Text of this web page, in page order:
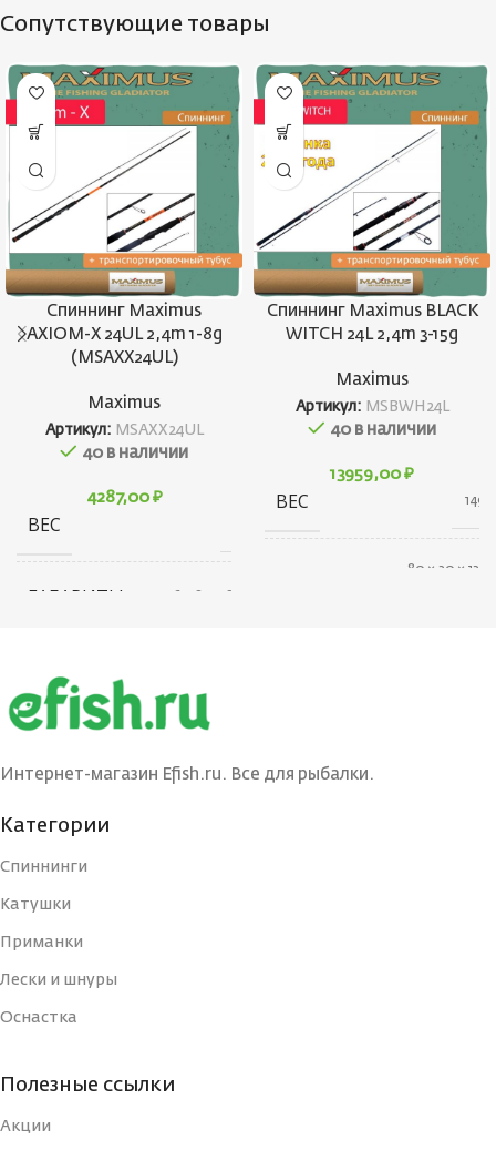
Сопутствующие товары
Спиннинг Maximus
AXIOM-X 24UL 2,4m 1-8g
(MSAXX24UL)
Maximus
Артикул: MSAXX24UL
40 в наличии
4287,00 ₽
ВЕС
ГАБАРИТЫ
УДИЛИЩА
БРЕНД Maximus
КОЛИЧЕСТВО
ВЕРШИНОК
МАТЕРИАЛ
КОЛИЧЕСТВО КОЛЕЦ
Спиннинг Maximus BLACK
WITCH 24L 2,4m 3-15g
Maximus
Артикул: MSBWH24L
40 в наличии
13959,00 ₽
ВЕС 149 г
80 × 30 × 1350
Интернет-магазин Efish.ru. Все для рыбалки.
Категории
Спиннинги
Катушки
Приманки
Лески и шнуры
Оснастка
Полезные ссылки
Акции